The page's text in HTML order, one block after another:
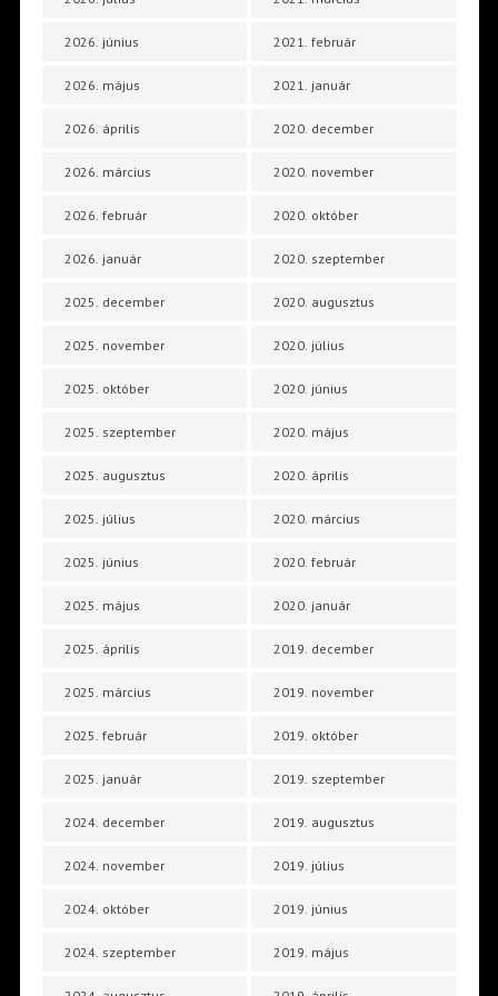
2026. június
2026. május
2026. április
2026. március
2026. február
2026. január
2025. december
2025. november
2025. október
2025. szeptember
2025. augusztus
2025. július
2025. június
2025. május
2025. április
2025. március
2025. február
2025. január
2024. december
2024. november
2024. október
2024. szeptember
2021. február
2021. január
2020. december
2020. november
2020. október
2020. szeptember
2020. augusztus
2020. július
2020. június
2020. május
2020. április
2020. március
2020. február
2020. január
2019. december
2019. november
2019. október
2019. szeptember
2019. augusztus
2019. július
2019. június
2019. május